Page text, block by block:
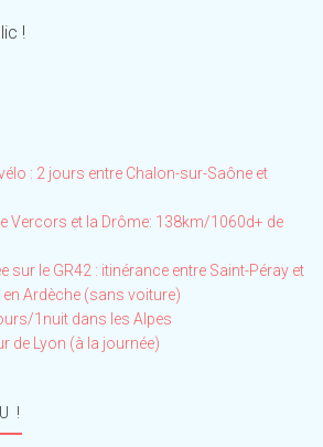
!
: 2 jours entre Chalon-sur-Saône et
Vercors et la Drôme: 138km/1060d+ de
sur le GR42 : itinérance entre Saint-Péray et
Ardèche (sans voiture)
1nuit dans les Alpes
de Lyon (à la journée)
!